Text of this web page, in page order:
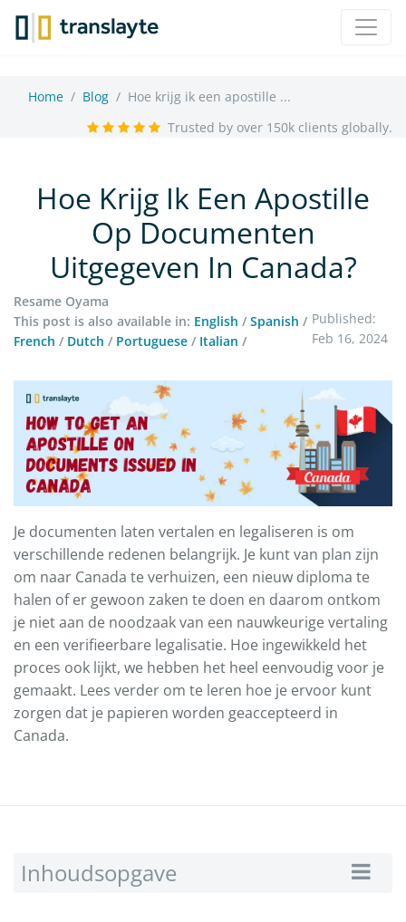
Home Blog
Hoe krijg ik een apostille ...
Trusted by over 150k clients globally.
Hoe Krijg Ik Een Apostille
Op Documenten
Uitgegeven In Canada?
Resame Oyama
This post is also available in: English / Spanish /
French / Dutch / Portuguese / Italian /
Published:
Feb 16, 2024
Je documenten laten vertalen en legaliseren is om
verschillende redenen belangrijk. Je kunt van plan zijn
om naar Canada te verhuizen, een nieuw diploma te
halen of er gewoon zaken te doen en daarom ontkom
je niet aan de noodzaak van een nauwkeurige vertaling
en een verifieerbare legalisatie. Hoe ingewikkeld het
proces ook lijkt, we hebben het heel eenvoudig voor je
gemaakt. Lees verder om te leren hoe je ervoor kunt
zorgen dat je papieren worden geaccepteerd in
Canada.
Inhoudsopgave